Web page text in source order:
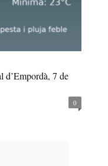
d’Empordà, 7 de
0